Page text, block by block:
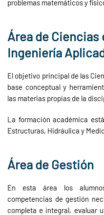
problemas matemáticos y
Área de Ciencias
Ingeniería
El objetivo principal de las
base conceptual y
las materias propias de la
La formación académica
Estructuras, Hidráulica y
Área de Gestión
En esta área los
competencias de gestión
completa e integral, evaluar